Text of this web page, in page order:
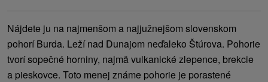
Nájdete ju na najmenšom a najjužnejšom slovenskom
pohorí Burda. Leží nad Dunajom neďaleko Štúrova. Pohorie
tvorí sopečné horniny, najmä vulkanické zlepence, brekcie
a pieskovce. Toto menej známe pohorie je porastené